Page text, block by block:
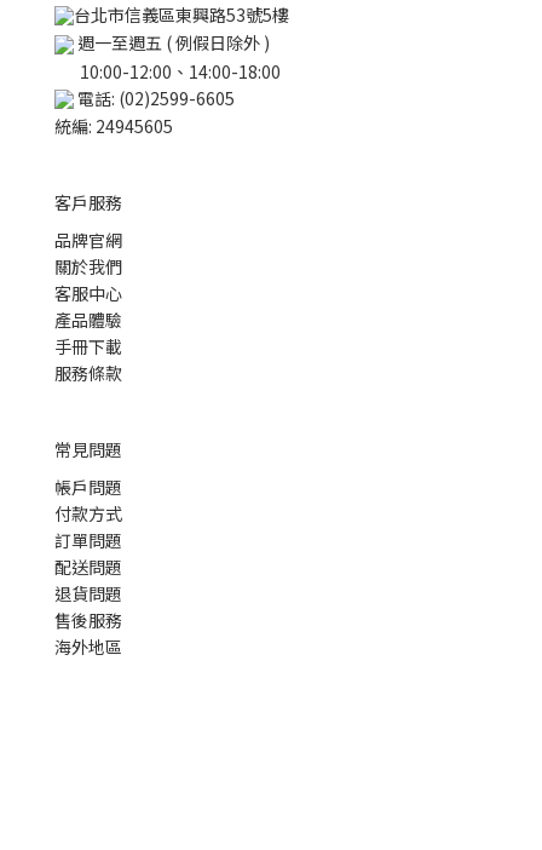
台北市信義區東興路53號5樓
週一至週五 ( 例假日除外 )
10:00-12:00、14:00-18:00
電話: (02)2599-6605
統編: 24945605
客戶服務
品牌官網
關於我們
客服中心
產品體驗
手冊下載
服務條款
常見問題
帳戶問題
付款方式
訂單問題
配送問題
退貨問題
售後服務
海外地區